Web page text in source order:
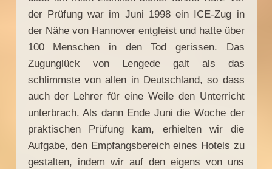
der Prüfung war im Juni 1998 ein ICE-Zug in
der Nähe von Hannover entgleist und hatte über
100 Menschen in den Tod gerissen. Das
Zugunglück von Lengede galt als das
schlimmste von allen in Deutschland, so dass
auch der Lehrer für eine Weile den Unterricht
unterbrach. Als dann Ende Juni die Woche der
praktischen Prüfung kam, erhielten wir die
Aufgabe, den Empfangsbereich eines Hotels zu
gestalten, indem wir auf den eigens von uns